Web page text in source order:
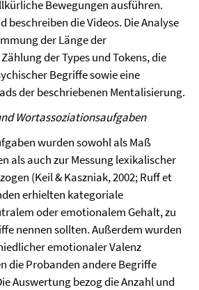
Bewegungen ausführen.
beschreiben die Videos. Die Analyse
der Länge der
der Types und Tokens, die
Begriffe sowie eine
der beschriebenen Mentalisierung.
Wortassoziationsaufgaben
wurden sowohl als Maß
als auch zur Messung lexikalischer
(Keil & Kaszniak, 2002; Ruff et
erhielten kategoriale
oder emotionalem Gehalt, zu
nennen sollten. Außerdem wurden
emotionaler Valenz
die Probanden andere Begriffe
Auswertung bezog die Anzahl und